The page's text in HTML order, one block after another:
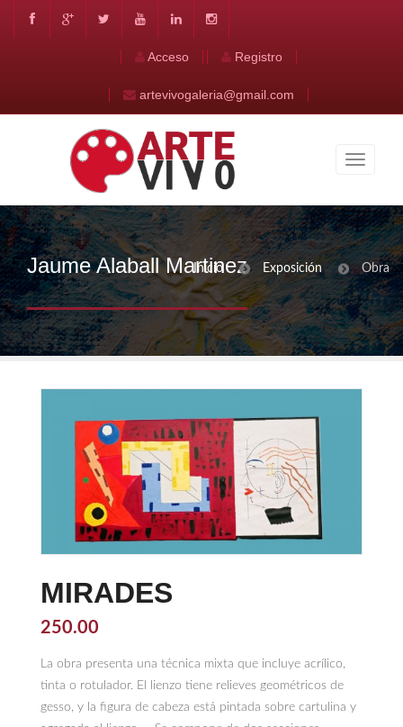
Acceso Registro
artevivogaleria@gmail.com
Jaume Alaball Martinez
Inicio Exposición Obra
MIRADES
250.00
La obra presenta una técnica mixta que incluye acrílico,
tinta o rotulador. El lienzo tiene relieves geométricos de
gesso, y la figura de cabeza está pintada sobre cartulina y